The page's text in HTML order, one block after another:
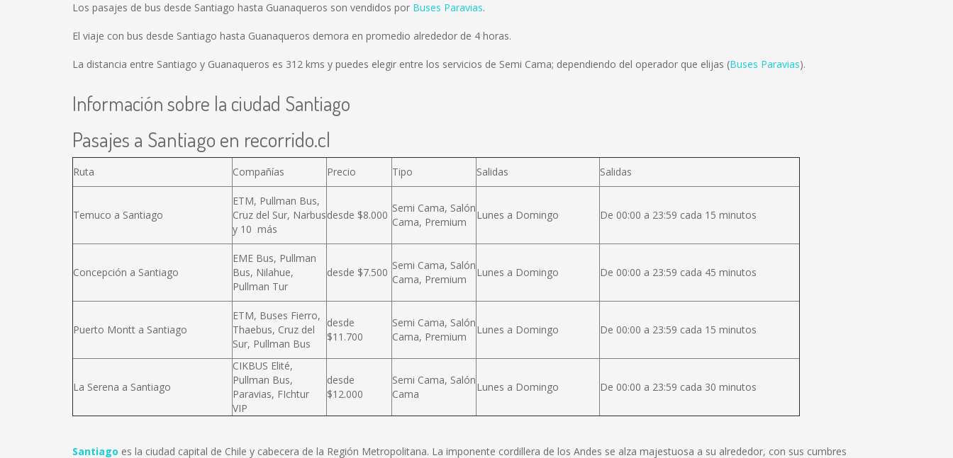
Los pasajes de bus desde Santiago hasta Guanaqueros son vendidos por Buses Paravias.
El viaje con bus desde Santiago hasta Guanaqueros demora en promedio alrededor de 4 horas.
La distancia entre Santiago y Guanaqueros es 312 kms y puedes elegir entre los servicios de Semi Cama; dependiendo del operador que elijas (Buses Paravias).
Información sobre la ciudad Santiago
Pasajes a Santiago en recorrido.cl
Ruta Compañías Precio Tipo Salidas Salidas
Temuco a Santiago
ETM, Pullman Bus,
Cruz del Sur, Narbus
y 10 más
desde $8.000
Semi Cama, Salón
Cama, Premium
Lunes a Domingo De 00:00 a 23:59 cada 15 minutos
Concepción a Santiago
EME Bus, Pullman
Bus, Nilahue,
Pullman Tur
desde $7.500
Semi Cama, Salón
Cama, Premium
Lunes a Domingo De 00:00 a 23:59 cada 45 minutos
Puerto Montt a Santiago
ETM, Buses Fierro,
Thaebus, Cruz del
Sur, Pullman Bus
desde
$11.700
Semi Cama, Salón
Cama, Premium
Lunes a Domingo De 00:00 a 23:59 cada 15 minutos
La Serena a Santiago
CIKBUS Elité,
Pullman Bus,
Paravias, FIchtur
VIP
desde
$12.000
Semi Cama, Salón
Cama
Lunes a Domingo De 00:00 a 23:59 cada 30 minutos
Santiago es la ciudad capital de Chile y cabecera de la Región Metropolitana. La imponente cordillera de los Andes se alza majestuosa a su alrededor, con sus cumbres